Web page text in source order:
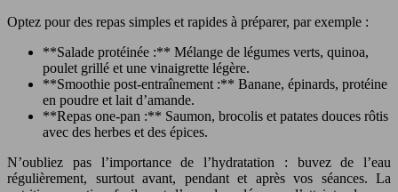
Optez pour des repas simples et rapides à préparer, par exemple :
**Salade protéinée :** Mélange de légumes verts, quinoa,
poulet grillé et une vinaigrette légère.
**Smoothie post-entraînement :** Banane, épinards, protéine
en poudre et lait d’amande.
**Repas one-pan :** Saumon, brocolis et patates douces rôtis
avec des herbes et des épices.
N’oubliez pas l’importance de l’hydratation : buvez de l’eau
régulièrement, surtout avant, pendant et après vos séances. La